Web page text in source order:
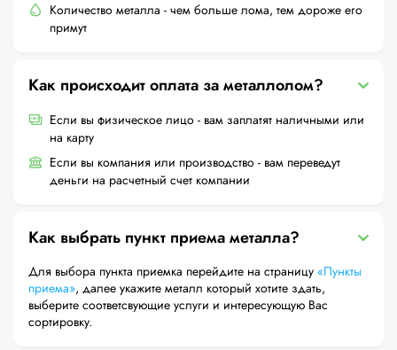
Количество металла - чем больше лома, тем дороже его
примут
Как происходит оплата за металлолом?
Если вы физическое лицо - вам заплатят наличными или
на карту
Если вы компания или производство - вам переведут
деньги на расчетный счет компании
Как выбрать пункт приема металла?
Для выбора пункта приемка перейдите на страницу «Пункты
приема», далее укажите металл который хотите здать,
выберите соответсвующие услуги и интересующую Вас
сортировку.